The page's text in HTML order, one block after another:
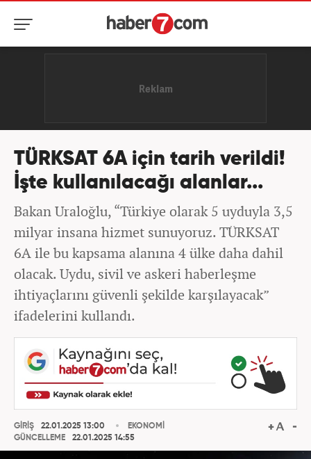
TÜRKSAT 6A için tarih verildi!
İşte kullanılacağı alanlar...
Bakan Uraloğlu, “Türkiye olarak 5 uyduyla 3,5
milyar insana hizmet sunuyoruz. TÜRKSAT
6A ile bu kapsama alanına 4 ülke daha dahil
olacak. Uydu, sivil ve askeri haberleşme
ihtiyaçlarını güvenli şekilde karşılayacak”
ifadelerini kullandı.
GİRİŞ
22.01.2025 13:00
GÜNCELLEME
22.01.2025 14:55
EKONOMİ